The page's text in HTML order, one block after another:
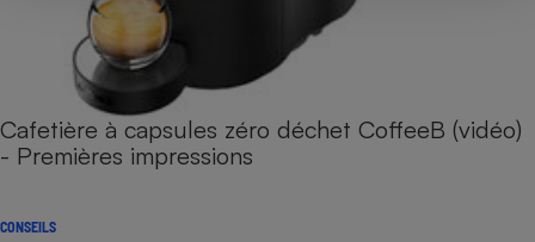
Cafetière à capsules zéro déchet CoffeeB (vidéo)
- Premières impressions
CONSEILS